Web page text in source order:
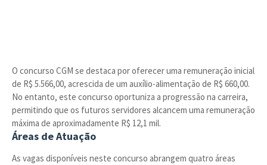
O concurso CGM se destaca por oferecer uma remuneração inicial
de R$ 5.566,00, acrescida de um auxílio-alimentação de R$ 660,00.
No entanto, este concurso oportuniza a progressão na carreira,
permitindo que os futuros servidores alcancem uma remuneração
máxima de aproximadamente R$ 12,1 mil.
Áreas de Atuação
As vagas disponíveis neste concurso abrangem quatro áreas